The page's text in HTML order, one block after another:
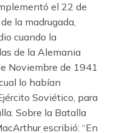
el 22 de
la madrugada,
cuando la
de la Alemania
Noviembre de 1941
lo habían
Soviético, para
Sobre la Batalla
escribió: “En